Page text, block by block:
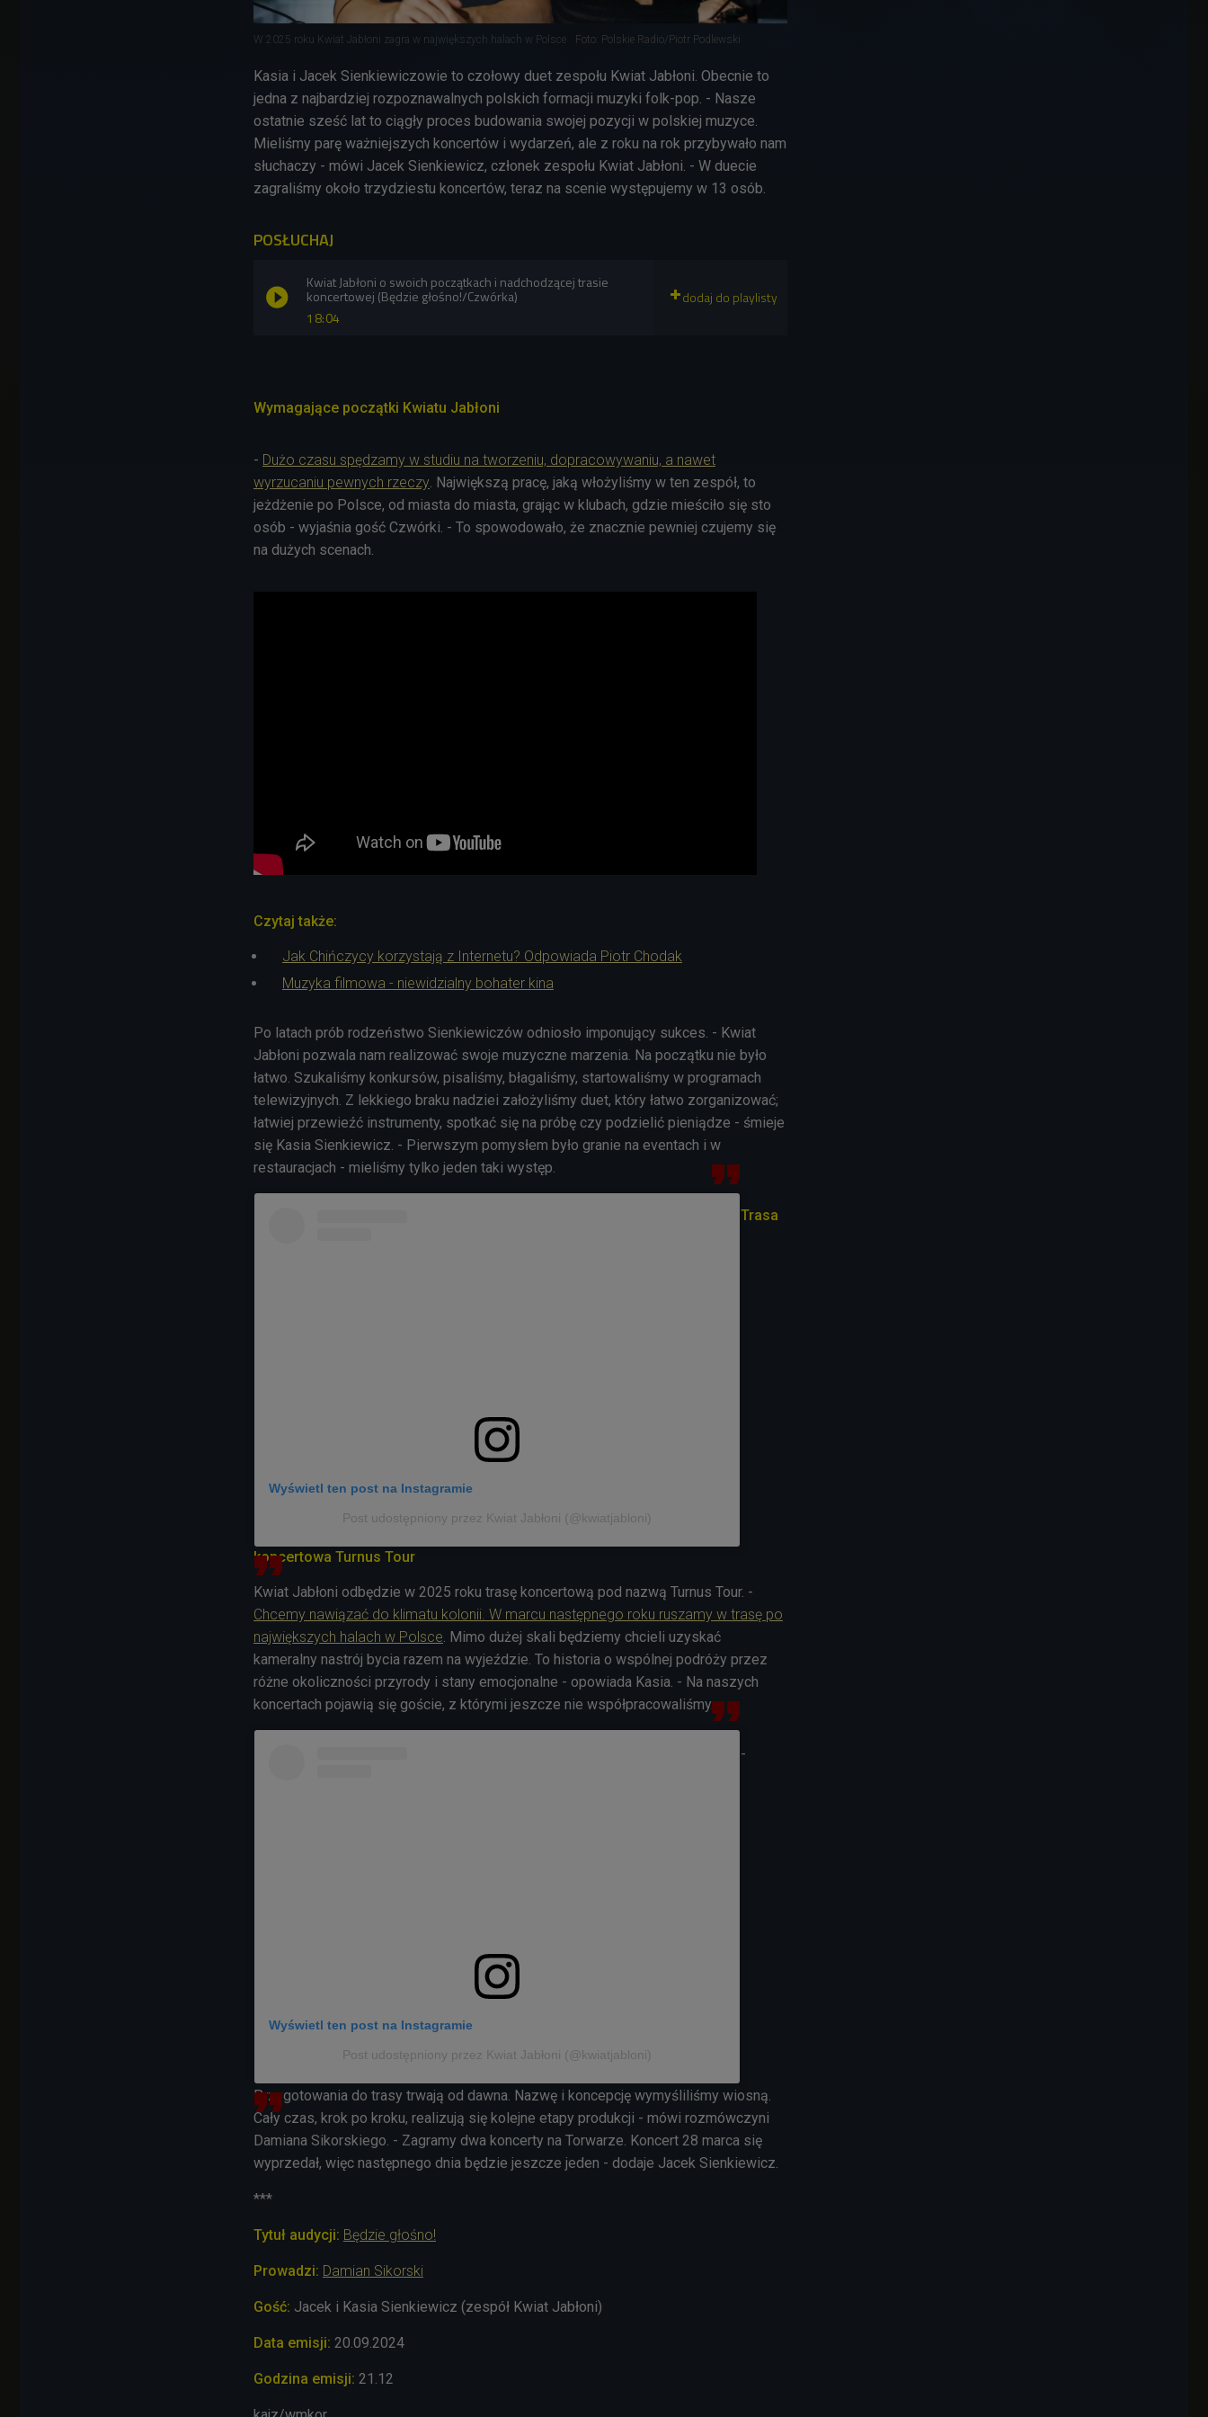
W 2025 roku Kwiat Jabłoni zagra w największych halach w Polsce Foto: Polskie Radio/Piotr Podlewski
Kasia i Jacek Sienkiewiczowie to czołowy duet zespołu Kwiat Jabłoni. Obecnie to
jedna z najbardziej rozpoznawalnych polskich formacji muzyki folk-pop. - Nasze
ostatnie sześć lat to ciągły proces budowania swojej pozycji w polskiej muzyce.
Mieliśmy parę ważniejszych koncertów i wydarzeń, ale z roku na rok przybywało nam
słuchaczy - mówi Jacek Sienkiewicz, członek zespołu Kwiat Jabłoni. - W duecie
zagraliśmy około trzydziestu koncertów, teraz na scenie występujemy w 13 osób.
POSŁUCHAJ
18:04
Kwiat Jabłoni o swoich początkach i nadchodzącej trasie
koncertowej (Będzie głośno!/Czwórka)
Wymagające początki Kwiatu Jabłoni
- Dużo czasu spędzamy w studiu na tworzeniu, dopracowywaniu, a nawet
wyrzucaniu pewnych rzeczy. Największą pracę, jaką włożyliśmy w ten zespół, to
jeżdżenie po Polsce, od miasta do miasta, grając w klubach, gdzie mieściło się sto
osób - wyjaśnia gość Czwórki. - To spowodowało, że znacznie pewniej czujemy się
na dużych scenach.
Czytaj także:
Jak Chińczycy korzystają z Internetu? Odpowiada Piotr Chodak
Muzyka filmowa - niewidzialny bohater kina
Po latach prób rodzeństwo Sienkiewiczów odniosło imponujący sukces. - Kwiat
Jabłoni pozwala nam realizować swoje muzyczne marzenia. Na początku nie było
łatwo. Szukaliśmy konkursów, pisaliśmy, błagaliśmy, startowaliśmy w programach
telewizyjnych. Z lekkiego braku nadziei założyliśmy duet, który łatwo zorganizować;
łatwiej przewieźć instrumenty, spotkać się na próbę czy podzielić pieniądze - śmieje
się Kasia Sienkiewicz. - Pierwszym pomysłem było granie na eventach i w
restauracjach - mieliśmy tylko jeden taki występ.
Wyświetl ten post na Instagramie
Post udostępniony przez Kwiat Jabłoni (@kwiatjabloni)
Trasa
koncertowa Turnus Tour
Kwiat Jabłoni odbędzie w 2025 roku trasę koncertową pod nazwą Turnus Tour. -
Chcemy nawiązać do klimatu kolonii. W marcu następnego roku ruszamy w trasę po
największych halach w Polsce. Mimo dużej skali będziemy chcieli uzyskać
kameralny nastrój bycia razem na wyjeździe. To historia o wspólnej podróży przez
różne okoliczności przyrody i stany emocjonalne - opowiada Kasia. - Na naszych
koncertach pojawią się goście, z którymi jeszcze nie współpracowaliśmy.
Wyświetl ten post na Instagramie
Post udostępniony przez Kwiat Jabłoni (@kwiatjabloni)
-
Przygotowania do trasy trwają od dawna. Nazwę i koncepcję wymyśliliśmy wiosną.
Cały czas, krok po kroku, realizują się kolejne etapy produkcji - mówi rozmówczyni
Damiana Sikorskiego. - Zagramy dwa koncerty na Torwarze. Koncert 28 marca się
wyprzedał, więc następnego dnia będzie jeszcze jeden - dodaje Jacek Sienkiewicz.
***
Tytuł audycji: Będzie głośno!
Prowadzi: Damian Sikorski
Gość: Jacek i Kasia Sienkiewicz (zespół Kwiat Jabłoni)
Data emisji: 20.09.2024
Godzina emisji: 21.12